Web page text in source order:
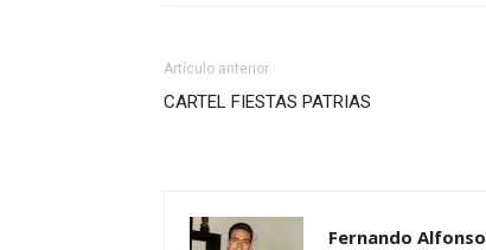
Artículo anterior
CARTEL FIESTAS PATRIAS
Fernando Alfonso